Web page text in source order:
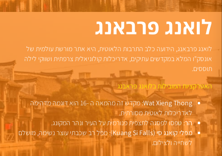
לואנג פרבאנג
לואנג פרבאנג, הידועה כלב התרבות הלאוטית, היא אתר מורשת עולמית של
אונסק"ו המלא במקדשים עתיקים, אדריכלות קולוניאלית צרפתית ושווקי לילה
תוססים.
האטרקציות המובילות בלואנג פראבנג
Wat Xieng Thong
: מקדש זה מהמאה ה -16 הוא דוגמה מדהימה
לאדריכלות לאוטית מסורתית.
הר: טפסו לפסגה לתצפית פנורמית על העיר ונהר המקונג.
מפלי קואנג סי (Kuang Si Falls
): מפל רב שכבתי עוצר נשימה, מושלם
לשחייה ולצילום.
האטרקציות
המובילות
בויינטיאן
פה
המובילות
רמת
הלגונה
הכחולה
קיאקים